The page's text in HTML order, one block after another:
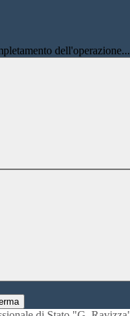
dell'operazione...